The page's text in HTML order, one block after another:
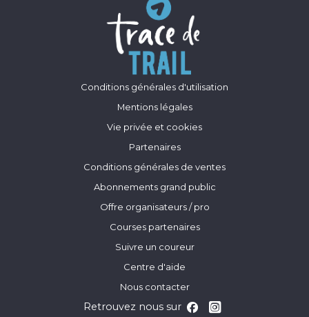
Conditions générales d'utilisation
Mentions légales
Vie privée et cookies
Partenaires
Conditions générales de ventes
Abonnements grand public
Offre organisateurs / pro
Courses partenaires
Suivre un coureur
Centre d'aide
Nous contacter
Retrouvez nous sur